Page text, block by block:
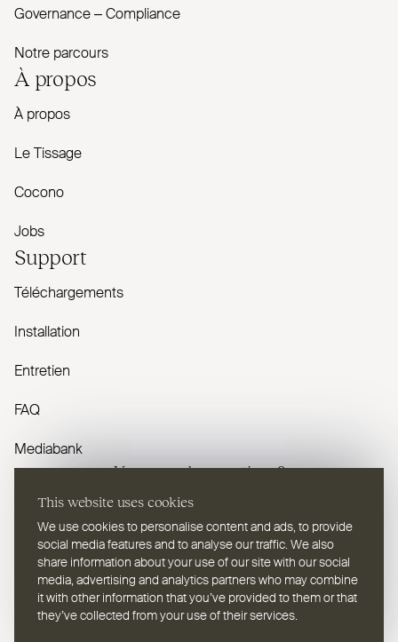
This website uses cookies
We use cookies to personalise content and ads, to provide
social media features and to analyse our traffic. We also
share information about your use of our site with our social
media, advertising and analytics partners who may combine
it with other information that you’ve provided to them or that
they’ve collected from your use of their services.
Governance – Com­pliance
Notre parcours
À propos
À propos
Le Tissage
Cocono
Jobs
Support
Téléchargements
Installation
Entretien
FAQ
Mediabank
Vous avez des questions ?